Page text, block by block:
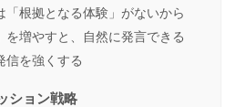
「根拠となる体験」がないから
を増やすと、自然に発言できる
信を強くする
ション戦略